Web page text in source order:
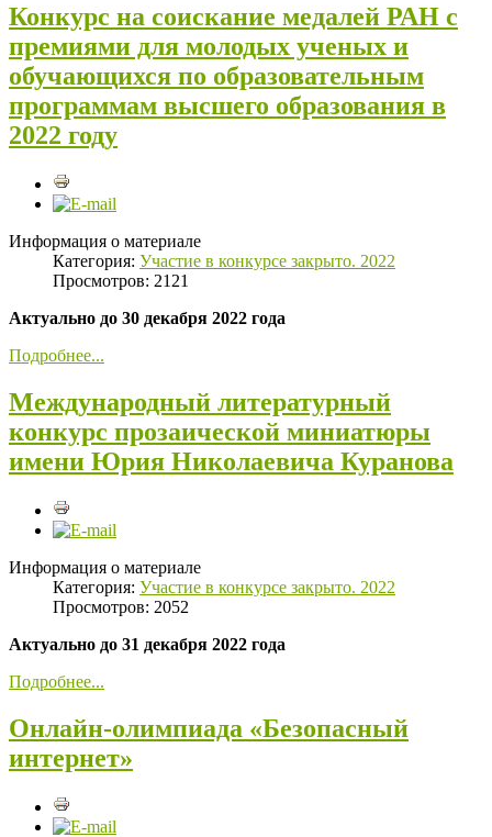
Конкурс на соискание медалей РАН с
премиями для молодых ученых и
обучающихся по образовательным
программам высшего образования в
2022 году
Информация о материале
Категория: Участие в конкурсе закрыто. 2022
Просмотров: 2121
Актуально до 30 декабря 2022 года
Подробнее...
Международный литературный
конкурс прозаической миниатюры
имени Юрия Николаевича Куранова
Информация о материале
Категория: Участие в конкурсе закрыто. 2022
Просмотров: 2052
Актуально до 31 декабря 2022 года
Подробнее...
Онлайн-олимпиада «Безопасный
интернет»